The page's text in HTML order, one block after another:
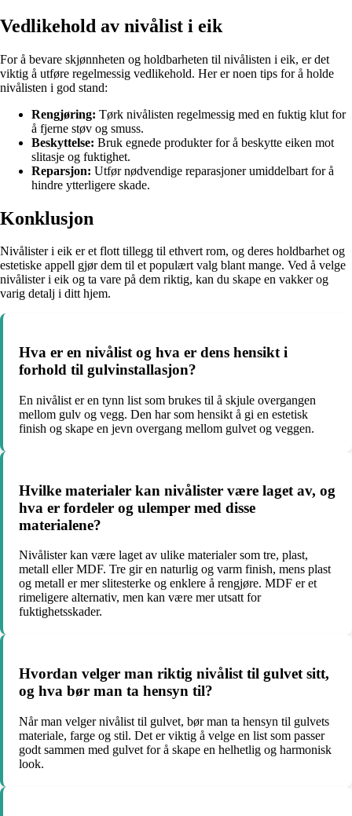
Vedlikehold av nivålist i eik
For å bevare skjønnheten og holdbarheten til nivålisten i eik, er det
viktig å utføre regelmessig vedlikehold. Her er noen tips for å holde
nivålisten i god stand:
Rengjøring: Tørk nivålisten regelmessig med en fuktig klut for
å fjerne støv og smuss.
Beskyttelse: Bruk egnede produkter for å beskytte eiken mot
slitasje og fuktighet.
Reparsjon: Utfør nødvendige reparasjoner umiddelbart for å
hindre ytterligere skade.
Konklusjon
Nivålister i eik er et flott tillegg til ethvert rom, og deres holdbarhet og
estetiske appell gjør dem til et populært valg blant mange. Ved å velge
nivålister i eik og ta vare på dem riktig, kan du skape en vakker og
varig detalj i ditt hjem.
Hva er en nivålist og hva er dens hensikt i
forhold til gulvinstallasjon?
En nivålist er en tynn list som brukes til å skjule overgangen
mellom gulv og vegg. Den har som hensikt å gi en estetisk
finish og skape en jevn overgang mellom gulvet og veggen.
Hvilke materialer kan nivålister være laget av, og
hva er fordeler og ulemper med disse
materialene?
Nivålister kan være laget av ulike materialer som tre, plast,
metall eller MDF. Tre gir en naturlig og varm finish, mens plast
og metall er mer slitesterke og enklere å rengjøre. MDF er et
rimeligere alternativ, men kan være mer utsatt for
fuktighetsskader.
Hvordan velger man riktig nivålist til gulvet sitt,
og hva bør man ta hensyn til?
Når man velger nivålist til gulvet, bør man ta hensyn til gulvets
materiale, farge og stil. Det er viktig å velge en list som passer
godt sammen med gulvet for å skape en helhetlig og harmonisk
look.